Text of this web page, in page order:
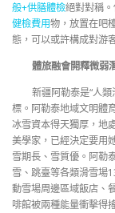
般+供膳體檢絕對對稱
健檢費用物，放置在吧
態，可以或許構成對游
體旅融會開釋微弱
新疆阿勒泰是“人
標。阿勒泰地域文明體
冰雪資本得天獨厚，地
美學家，已經決定要用
雪期長、雪質優。阿勒
雪、跳臺等各類滑雪場
動雪場周邊區域飯店、
啡館被兩種能量衝擊得